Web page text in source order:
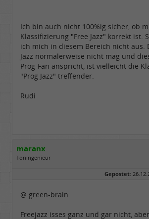
Ich bin auch nicht 100%ig sicher, ob
Klassifizierung "Free Jazz" korrekt ist.
ich mich in diesem Bereich nicht aus.
Jazz normalerweise nicht mag und
Prog-Fan anspricht, ist vielleicht die
"Prog Jazz" treffender.
Rudi
maranx
Toningenieur
Hachenburg/Westerwald
Beiträge:
6910
Gepostet:
@ green-brain
Freejazz isses ganz und gar nicht,